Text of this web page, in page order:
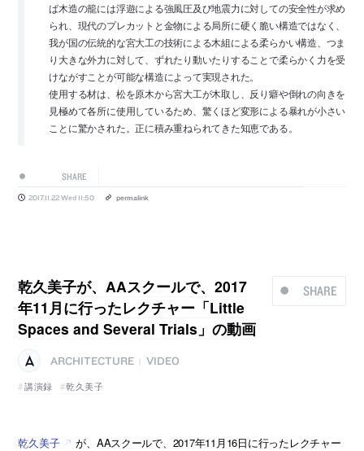
ば木造の籠には浮遊による強風圧及び地震力に対しての安全性が求め
られ、現代のプレカットと金物による局所に硬く脆い構造ではなく、
我が国の伝統的な宮大工の技術による木組による柔らかい構造、つま
り大きな外力に対して、ずれたり動いたりすることで柔らかく力を受
けながすことが可能な構造によって実現された。
使用する材は、松を原木から宮大工が木取し、反り癖や倒れの向きを
見極めて各所に使用しているため、驚くほど変形による暴れが小さい
ことに驚かされた。正に積み重ねられてきた知恵である。
SHARE
2017.11.22 Wed 11:50 permalink
SHARE
乾久美子が、AAスクールで、2017
年11月に行ったレクチャー「Little
Spaces and Several Trials」の動画
ARCHITECTURE
VIDEO
講演録
乾久美子
乾久美子
が、AAスクールで、2017年11月16日に行ったレクチャー